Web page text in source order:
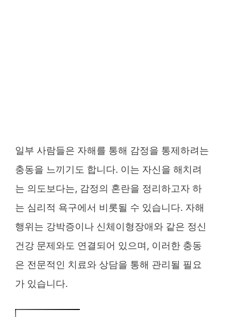
일부 사람들은 자해를 통해 감정을 통제하려는
충동을 느끼기도 합니다. 이는 자신을 해치려
는 의도보다는, 감정의 혼란을 정리하고자 하
는 심리적 욕구에서 비롯될 수 있습니다. 자해
행위는 강박증이나 신체이형장애와 같은 정신
건강 문제와도 연결되어 있으며, 이러한 충동
은 전문적인 치료와 상담을 통해 관리될 필요
가 있습니다.